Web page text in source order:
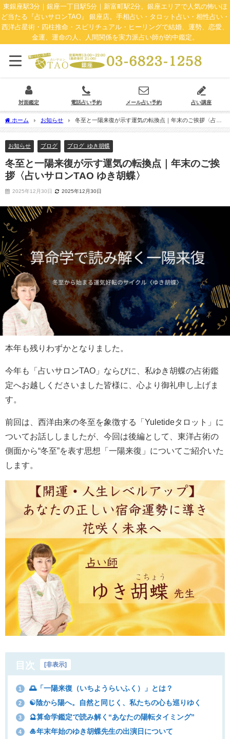
東銀座駅3分｜銀座一丁目駅5分｜新富町駅2分。銀座エリアで人気の怖いほ
ど当たる『占いサロンTAO』 銀座店。手相占い・タロット占い・相性占い・
西洋占星術・四柱推命・スピリチュアル・ヒーリングで結婚、運勢、恋愛、
金運、運命の人、人間関係を実力派占い師が的中鑑定。
対面鑑定 電話占い予約 メール占い予約 占い講座
ホーム お知らせ
冬至と一陽来復が示す運気の転換点｜年末のご挨拶〈占い
お知らせ ブログ ブログ_ゆき胡蝶
冬至と一陽来復が示す運気の転換点｜年末のご挨
拶〈占いサロンTAO ゆき胡蝶〉
2025年12月30日 2025年12月30日
本年も残りわずかとなりました。
今年も「占いサロンTAO」ならびに、私ゆき胡蝶の占術鑑
定へお越しくださいました皆様に、心より御礼申し上げま
す。
前回は、西洋由来の冬至を象徴する「Yuletideタロット」に
ついてお話ししましたが、今回は後編として、東洋占術の
側面から“冬至”を表す思想「一陽来復」についてご紹介いた
します。
目次 [非表示]
1 🌅「一陽来復（いちようらいふく）」とは？
2 ☯陰から陽へ。自然と同じく、私たちの心も巡りゆく
3 🔮算命学鑑定で読み解く“あなたの陽転タイミング”
4 🎍年末年始のゆき胡蝶先生の出演日について